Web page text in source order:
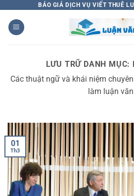
qua
nội
BÁO GIÁ DỊCH VỤ VIẾT THUÊ
LƯU TRỮ DANH MỤC:
Các thuật ngữ và khái niệm
làm luận văn
01
Th3